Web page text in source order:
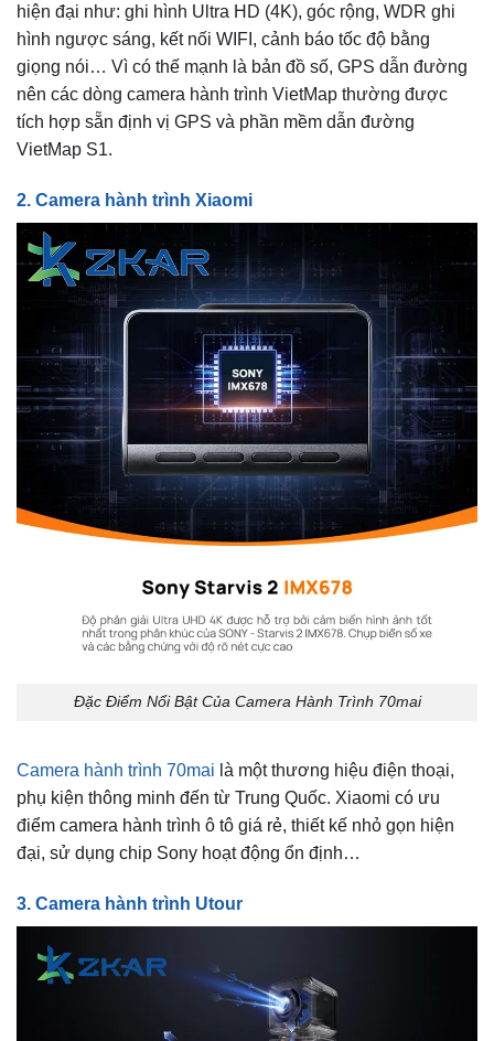
hiện đại như: ghi hình Ultra HD (4K), góc rộng, WDR ghi
hình ngược sáng, kết nối WIFI, cảnh báo tốc độ bằng
giọng nói… Vì có thế mạnh là bản đồ số, GPS dẫn đường
nên các dòng camera hành trình VietMap thường được
tích hợp sẵn định vị GPS và phần mềm dẫn đường
VietMap S1.
2. Camera hành trình Xiaomi
Đặc Điểm Nổi Bật Của Camera Hành Trình 70mai
Camera hành trình 70mai là một thương hiệu điện thoại,
phụ kiện thông minh đến từ Trung Quốc. Xiaomi có ưu
điểm camera hành trình ô tô giá rẻ, thiết kế nhỏ gọn hiện
đại, sử dụng chip Sony hoạt động ổn định…
3. Camera hành trình Utour